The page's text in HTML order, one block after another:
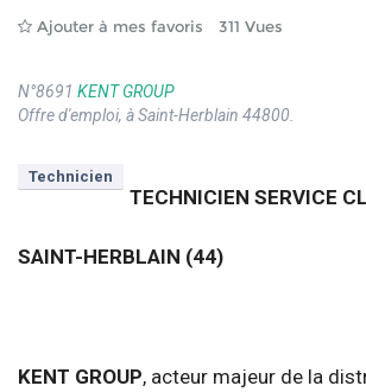
Ajouter à mes favoris
311 Vues
N°8691 KENT GROUP
Offre d'emploi, à Saint-Herblain 44800.
Technicien
TECHNICIEN SERVICE
SAINT-HERBLAIN (44)
KENT GROUP, acteur majeur de la